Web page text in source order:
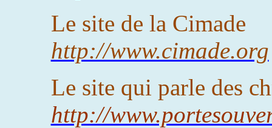
Le site de la Cimade
http://www.cimade.org
Le site qui parle des
http://